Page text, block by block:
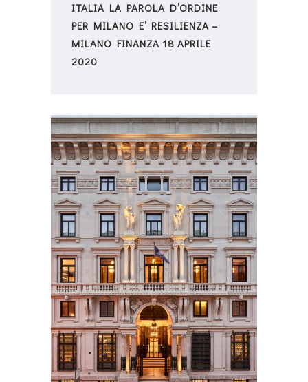
ITALIA LA PAROLA D’ORDINE
PER MILANO E’ RESILIENZA –
MILANO FINANZA 18 APRILE
2020